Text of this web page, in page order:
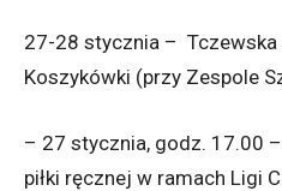
27-28 stycznia – Tczewska
Koszykówki (przy Zespole
– 27 stycznia, godz. 17.00
piłki ręcznej w ramach Ligi